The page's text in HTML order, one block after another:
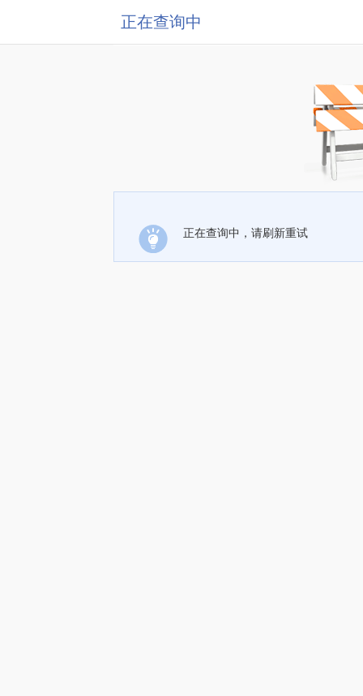
正在查询中
正在查询中，请刷新重试